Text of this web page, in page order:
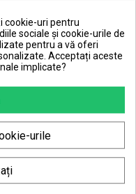
cookie-uri pentru
sociale și cookie-urile de
pentru a vă oferi
Acceptați aceste
implicate?
urile